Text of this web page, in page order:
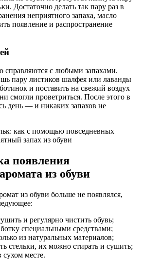
Достаточно делать так пару раз в
неприятного запаха, масло
появление и распространение
справляются с любыми запахами.
пару листиков шалфея или лаванды
и поставить на свежий воздух
смогли проветриться. После этого в
день — и никаких запахов не
появления
из обуви
из обуви больше не появлялся,
и регулярно чистить обувь;
специальными средствами;
из натуральных материалов;
стельки, их можно стирать и сушить;
сухом месте.